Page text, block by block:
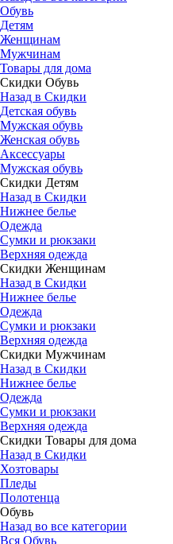
Обувь
Детям
Женщинам
Мужчинам
Товары для дома
Скидки Обувь
Назад в Скидки
Детская обувь
Мужская обувь
Женская обувь
Аксессуары
Мужская обувь
Скидки Детям
Назад в Скидки
Нижнее белье
Одежда
Сумки и рюкзаки
Верхняя одежда
Скидки Женщинам
Назад в Скидки
Нижнее белье
Одежда
Сумки и рюкзаки
Верхняя одежда
Скидки Мужчинам
Назад в Скидки
Нижнее белье
Одежда
Сумки и рюкзаки
Верхняя одежда
Скидки Товары для дома
Назад в Скидки
Хозтовары
Пледы
Полотенца
Обувь
Назад во все категории
Вся Обувь